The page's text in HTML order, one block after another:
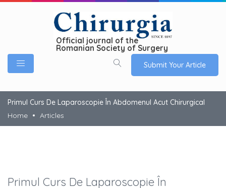
Official journal of the
Romanian Society of Surgery
Submit Your Article
Primul Curs De Laparoscopie În Abdomenul Acut Chirurgical
Home
Articles
Primul Curs De Laparoscopie În